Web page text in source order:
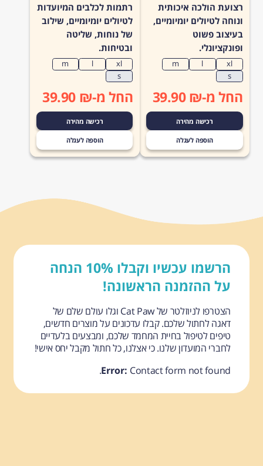
רצועת הולכה איכותית
ונוחה לטיולים יומיומיים,
בעיצוב פשוט
ופונקציונלי.
xl
l
m
s
החל מ-₪ 39.90
רכישה מהירה
הוספה לעגלה
רתמות לכלבים המיועדות
לטיולים יומיומיים, שילוב
של נוחות, שליטה
ובטיחות.
xl
l
m
s
החל מ-₪ 39.90
רכישה מהירה
הוספה לעגלה
הרשמו עכשיו וקבלו 10% הנחה
על ההזמנה הראשונה!
הצטרפו לניוזלטר של Cat Paw וגלו עולם שלם של
דאגה לחתול שלכם. קבלו עדכונים על מוצרים חדשים,
טיפים לטיפול בחיית המחמד שלכם, ומבצעים בלעדיים
לחברי המועדון שלנו. כי אצלנו, כל חתול מקבל יחס אישי!
Error: Contact form not found.